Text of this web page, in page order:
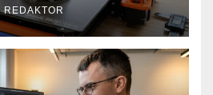
REDAKTOR